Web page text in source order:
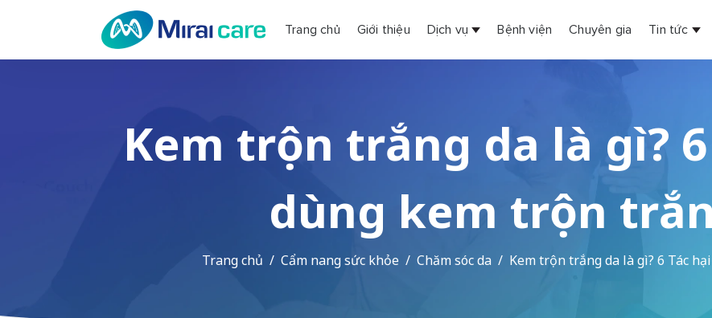
Trang chủ Giới thiệu Dịch vụ Bệnh viện Chuyên gia Tin tức
Kem trộn trắng da là gì?
dùng kem trộn
Trang chủ Cẩm nang sức khỏe Chăm sóc da Kem trộn trắng da là gì? 6 Tác